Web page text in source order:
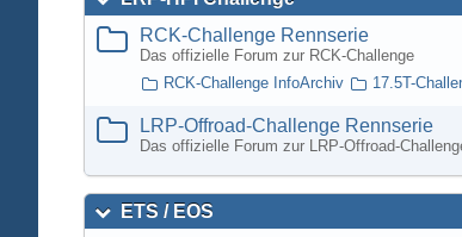
RCK-Challenge Rennserie
Das offizielle Forum zur RCK-Challenge
RCK-Challenge InfoArchiv 17.5T-
LRP-Offroad-Challenge Rennserie
Das offizielle Forum zur LRP-Offroad-
ETS / EOS